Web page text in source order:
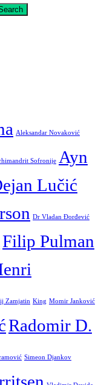
Aleksandar Novaković
Sofronije Ayn
Lučić
Dr Vladan Đorđević
Filip Pulman
Zamjatin King Momir Janković
Radomir D.
Simeon Djankov